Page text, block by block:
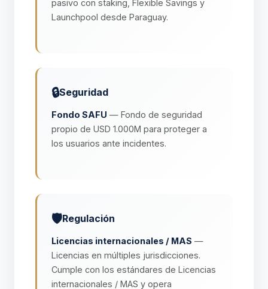
pasivo con staking, Flexible Savings y
Launchpool desde Paraguay.
🔒Seguridad
Fondo SAFU — Fondo de seguridad
propio de USD 1.000M para proteger a
los usuarios ante incidentes.
🛡️Regulación
Licencias internacionales / MAS —
Licencias en múltiples jurisdicciones.
Cumple con los estándares de Licencias
internacionales / MAS y opera